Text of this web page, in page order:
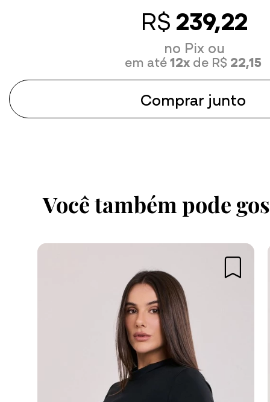
28/06/2026 às 11:30
academia, em casa, em
17/06/2026 às 08:17
Uso casual , uso 48 ,
justa , 1.75 de altura a
curta , mas o produto é
elaborado , embalagem
etiquetas m
Tamanho
R$239,22
no Pix ou
em até12xde R$ 22,15
Comprar junto
Você também pode